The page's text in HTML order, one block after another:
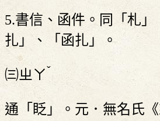
5.書信、函件。同「札」
扎」、「函扎」。
㈢ㄓㄚˇ
通「眨」。元．無名氏